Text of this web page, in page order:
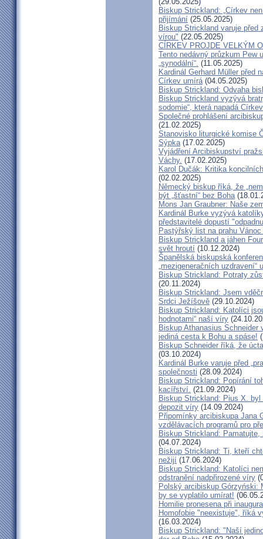
Biskup Strickland: „Církev
přijímání (25.05.2025)
Biskup Strickland varuje
vírou" (22.05.2025)
CÍRKEV PROJDE VELKÝM
Tento nedávný průzkum Pew
„synodální“. (11.05.2025)
Kardinál Gerhard Müller před
Církev umírá(04.05.2025)
Biskup Strickland: Odvaha
Biskup Strickland vyzývá
sodomie“, která napadá Církev
Společné prohlášení
(21.02.2025)
Stanovisko liturgické komise
Sýpka(17.02.2025)
Vyjádření Arcibiskupství
Váchy. (17.02.2025)
Karol Dučák: Kritika
(02.02.2025)
Německý biskup říká, že
být „šťastní“ bez Boha
Mons Jan Graubner: Naše
Kardinál Burke vyzývá
představitelé dopustí
Pastýřský list na prahu
Biskup Strickland a jáhen
svět hroutí (10.12.2024)
Španělská biskupská
„mezigeneračních
Biskup Strickland: Potraty
(20.11.2024)
Biskup Strickland: Jsem
Srdci Ježíšově (29.10.2024)
Biskup Strickland: Katolíci
hodnotami“ naší víry
Biskup Athanasius
jediná cesta k Bohu a spáse!
Biskup Schneider říká, že
(03.10.2024)
Kardinál Burke varuje před
společnosti (28.09.2024)
Biskup Strickland: Popírání
kacířství. (21.09.2024)
Biskup Strickland: Pius X.
depozit víry (14.09.2024)
Připomínky arcibiskupa Jana
vzdělávacích programů pro
Biskup Strickland:
(04.07.2024)
Biskup Strickland: Ti, kteří
nežijí (17.06.2024)
Biskup Strickland: Katolíci
odstranění nadpřirozené víry
Polský arcibiskup Górzyński:
by se vyplatilo umírat!
Homilie pronesena při
Homofobie "neexistuje", říká
(16.03.2024)
Biskup Strickland: "Naší